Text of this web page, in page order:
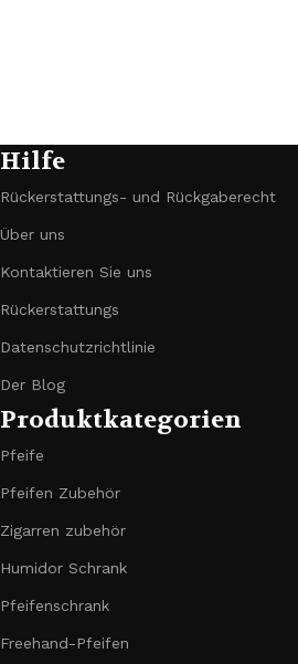
Hilfe
Rückerstattungs- und Rückgaberecht
Über uns
Kontaktieren Sie uns
Rückerstattungs
Datenschutzrichtlinie
Der Blog
Produktkategorien
Pfeife
Pfeifen Zubehör
Zigarren zubehör
Humidor Schrank
Pfeifenschrank
Freehand-Pfeifen